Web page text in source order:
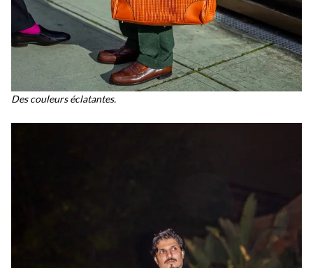
Des couleurs éclatantes.